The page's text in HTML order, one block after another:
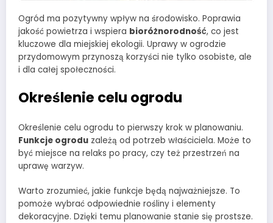
Ogród ma pozytywny wpływ na środowisko. Poprawia
jakość powietrza i wspiera bioróżnorodność, co jest
kluczowe dla miejskiej ekologii. Uprawy w ogrodzie
przydomowym przynoszą korzyści nie tylko osobiste, ale
i dla całej społeczności.
Określenie celu ogrodu
Określenie celu ogrodu to pierwszy krok w planowaniu.
Funkcje ogrodu zależą od potrzeb właściciela. Może to
być miejsce na relaks po pracy, czy też przestrzeń na
uprawę warzyw.
Warto zrozumieć, jakie funkcje będą najważniejsze. To
pomoże wybrać odpowiednie rośliny i elementy
dekoracyjne. Dzięki temu planowanie stanie się prostsze.